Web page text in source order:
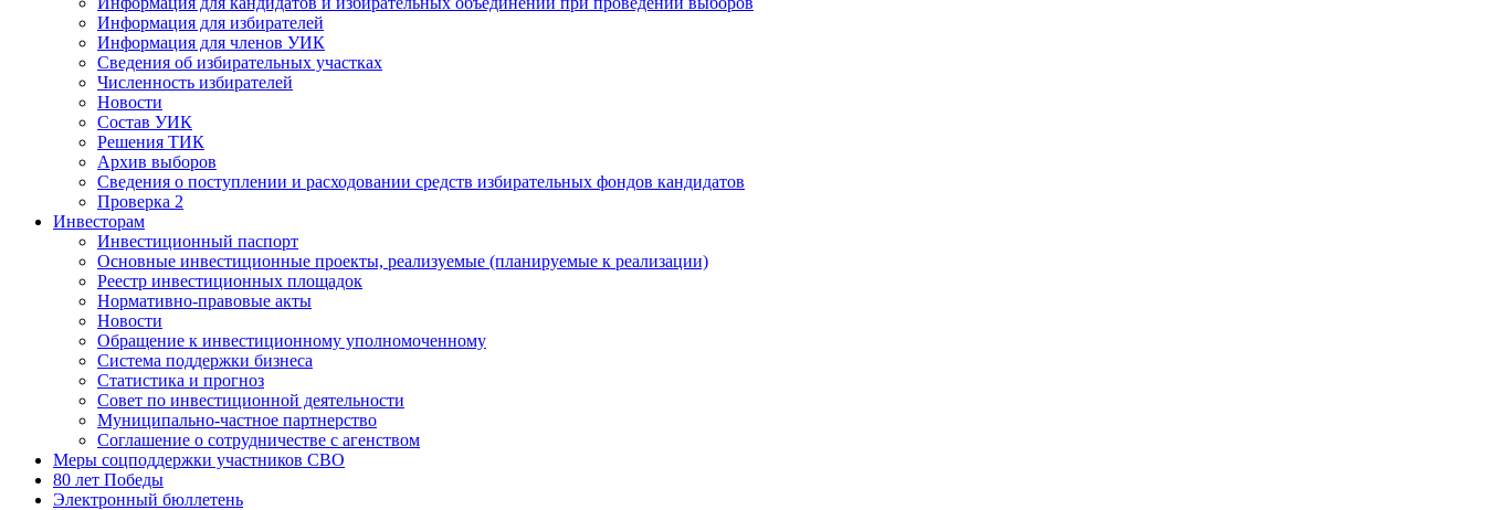
Информация для избирателей
Информация для членов УИК
Сведения об избирательных участках
Численность избирателей
Новости
Состав УИК
Решения ТИК
Архив выборов
Сведения о поступлении и расходовании средств избирательных фондов кандидатов
Проверка 2
Инвесторам
Инвестиционный паспорт
Основные инвестиционные проекты, реализуемые (планируемые к реализации)
Реестр инвестиционных площадок
Нормативно-правовые акты
Новости
Обращение к инвестиционному уполномоченному
Система поддержки бизнеса
Статистика и прогноз
Совет по инвестиционной деятельности
Муниципально-частное партнерство
Соглашение о сотрудничестве с агенством
Меры соцподдержки участников СВО
80 лет Победы
Электронный бюллетень